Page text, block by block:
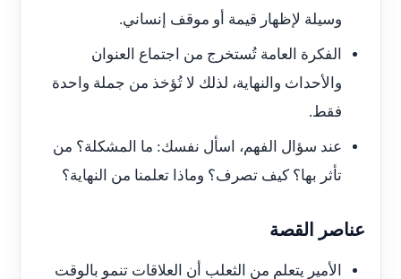
وسيلة لإظهار قيمة أو موقف إنساني.
الفكرة العامة تُستخرج من اجتماع العنوان
والأحداث والنهاية، لذلك لا تُؤخذ من جملة واحدة
فقط.
عند سؤال الفهم، اسأل نفسك: ما المشكلة؟ من
تأثر بها؟ كيف تصرف؟ وماذا تعلمنا من النهاية؟
عناصر القصة
الأمير يتعلم من الثعلب أن العلاقات تنمو بالوقت